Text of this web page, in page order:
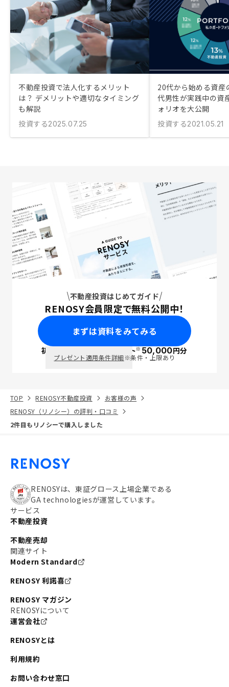
不動産投資で法人化するメリット
は？ デメリットや適切なタイミング
も解説
投資する2025.07.25
20代から始める資産
代男性が実践中の資
ォリオを大公開
投資する2021.05.21
不動産投資はじめてガイド
RENOSY会員限定で無料公開中！
まずは資料をみてみる
初回面談で ポイント※50,000円分
プレゼント適用条件詳細※条件・上限あり
TOP RENOSY不動産投資
お客様の声
RENOSY（リノシー）の評判・口コミ
2件目もリノシーで購入しました
RENOSYは、東証グロース上場企業である
GA technologiesが運営しています。
サービス
不動産投資
不動産売却
関連サイト
Modern Standard
RENOSY 利諾喜
RENOSY マガジン
RENOSYについて
運営会社
RENOSYとは
利用規約
お問い合わせ窓口